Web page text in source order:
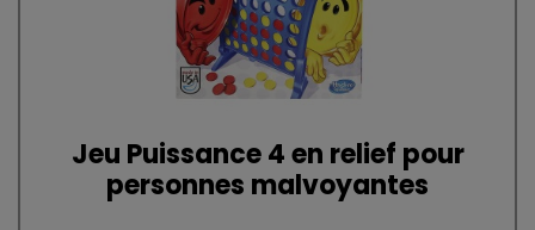
Jeu Puissance 4 en relief pour
personnes malvoyantes